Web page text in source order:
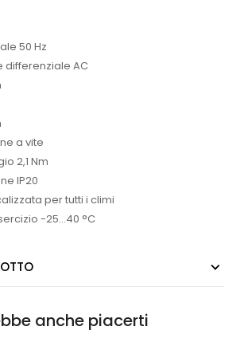
50 Hz
differenziale AC
a vite
2,1 Nm
IP20
per tutti i climi
-25…40 °C
anche piacerti